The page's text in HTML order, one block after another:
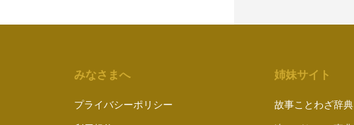
みなさまへ
プライバシーポリシー
姉妹サイト
故事ことわざ辞典